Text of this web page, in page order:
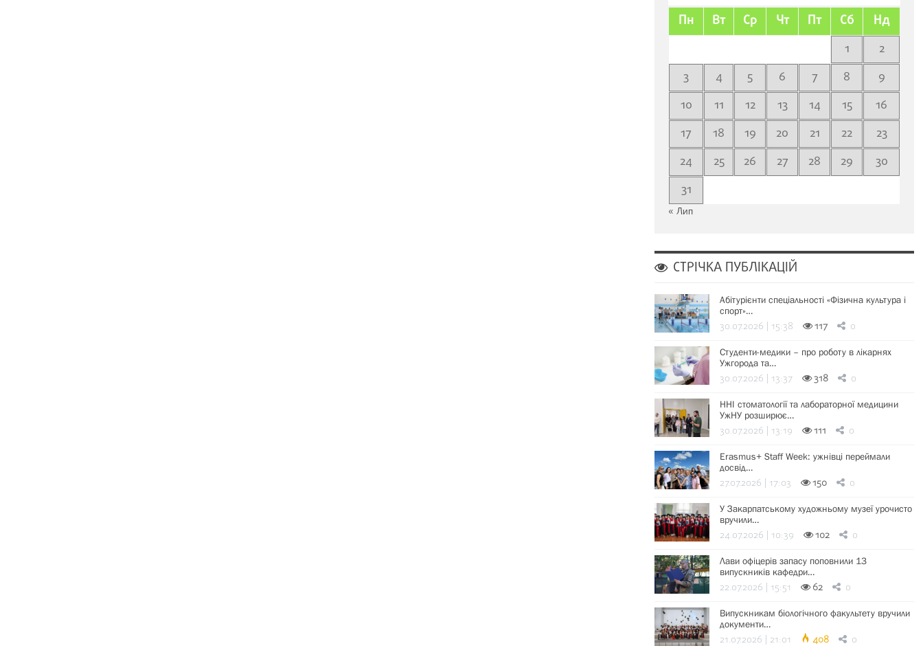
Пн Вт Ср Чт Пт Сб Нд
1
2
3
4 5 6 7 8
9
10
11 12 13 14 15
16
17
18 19 20 21 22
23
24
25 26 27 28 29
30
31
« Лип
СТРІЧКА ПУБЛІКАЦІЙ
Абітурієнти спеціальності «Фізична культура і
спорт»…
30.07.2026 | 15:38 117 0
Студенти-медики – про роботу в лікарнях
Ужгорода та…
30.07.2026 | 13:37 318 0
ННІ стоматології та лабораторної медицини
УжНУ розширює…
30.07.2026 | 13:19 111 0
Erasmus+ Staff Week: ужнівці переймали
досвід…
27.07.2026 | 17:03 150 0
У Закарпатському художньому музеї урочисто
вручили…
24.07.2026 | 10:39 102 0
Лави офіцерів запасу поповнили 13
випускників кафедри…
22.07.2026 | 15:51 62 0
Випускникам біологічного факультету вручили
документи…
21.07.2026 | 21:01 408 0